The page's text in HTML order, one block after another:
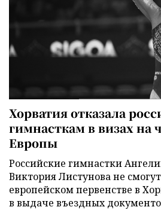
Хорватия отказала
гимнасткам в визах на
Европы
Российские гимнастки
Виктория Листунова не
европейском первенстве в
в выдаче въездных